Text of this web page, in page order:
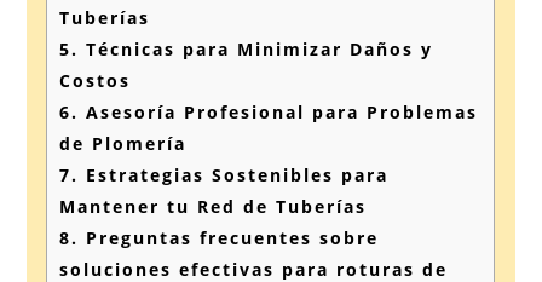
Tuberías
5. Técnicas para Minimizar Daños y
Costos
6. Asesoría Profesional para Problemas
de Plomería
7. Estrategias Sostenibles para
Mantener tu Red de Tuberías
8. Preguntas frecuentes sobre
soluciones efectivas para roturas de